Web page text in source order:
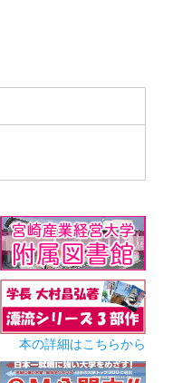
本の詳細はこちらから